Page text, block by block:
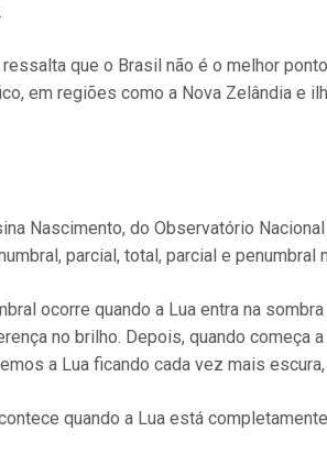
que o Brasil não é o melhor
em regiões como a Nova Zelândia e
Nascimento, do Observatório
parcial, total, parcial e penumbral
ocorre quando a Lua entra na
no brilho. Depois, quando começa
a Lua ficando cada vez mais
quando a Lua está